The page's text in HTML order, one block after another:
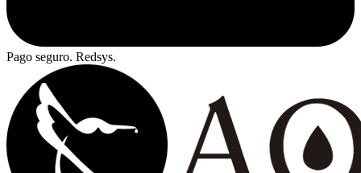
Pago seguro. Redsys.